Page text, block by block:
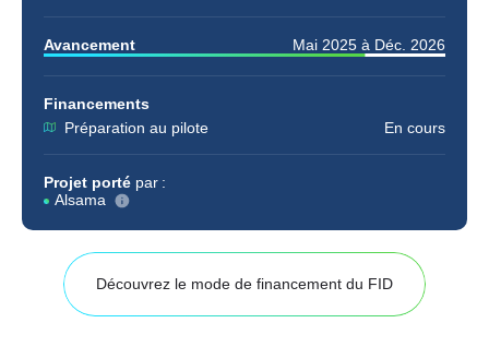
Avancement Mai 2025 à Déc. 2026
Financements
Préparation au pilote
En cours
Projet porté par :
Alsama
Découvrez le mode de financement du FID